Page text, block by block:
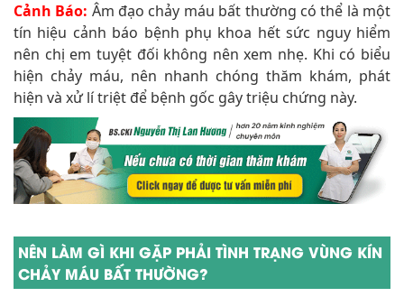
Cảnh Báo: Âm đạo chảy máu bất thường có thể là một
tín hiệu cảnh báo bệnh phụ khoa hết sức nguy hiểm
nên chị em tuyệt đối không nên xem nhẹ. Khi có biểu
hiện chảy máu, nên nhanh chóng thăm khám, phát
hiện và xử lí triệt để bệnh gốc gây triệu chứng này.
NÊN LÀM GÌ KHI GẶP PHẢI TÌNH TRẠNG VÙNG KÍN
CHẢY MÁU BẤT THƯỜNG?